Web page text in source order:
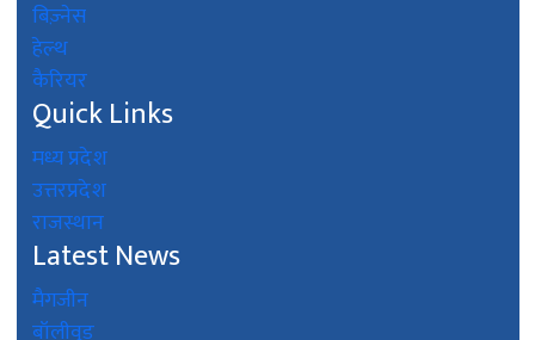
बिज़्नेस
हेल्थ
कैरियर
Quick Links
मध्य प्रदेश
उत्तरप्रदेश
राजस्थान
Latest News
मैगजीन
बॉलीवुड